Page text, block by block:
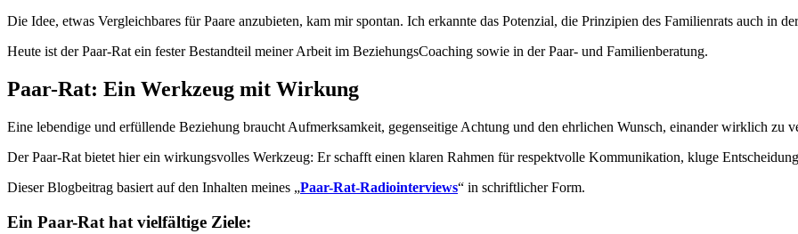
Die Idee, etwas Vergleichbares für Paare anzubieten, kam mir spontan. Ich erkannte das Potenzial, die Prinzipien des Familienrats auch in
Heute ist der Paar-Rat ein fester Bestandteil meiner Arbeit im BeziehungsCoaching sowie in der Paar- und Familienberatung.
Paar-Rat: Ein Werkzeug mit Wirkung
Eine lebendige und erfüllende Beziehung braucht Aufmerksamkeit, gegenseitige Achtung und den ehrlichen Wunsch, einander wirklich zu
Der Paar-Rat bietet hier ein wirkungsvolles Werkzeug: Er schafft einen klaren Rahmen für respektvolle Kommunikation, kluge
Dieser Blogbeitrag basiert auf den Inhalten meines „Paar-Rat-Radiointerviews“ in schriftlicher Form.
Ein Paar-Rat hat vielfältige Ziele: